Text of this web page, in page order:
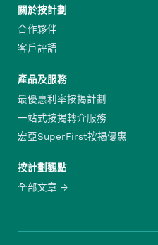
關於按計劃
合作夥伴
客戶評語
產品及服務
最優惠利率按揭計劃
一站式按揭轉介服務
宏亞SuperFirst按揭優惠
按計劃觀點
全部文章